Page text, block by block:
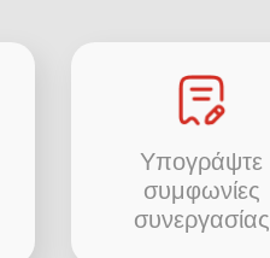
Υπογράψτε
συμφωνίες
συνεργασίας